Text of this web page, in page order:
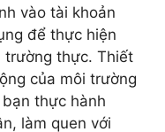
vào tài khoản
để thực hiện
trường thực. Thiết
của môi trường
thực hành
làm quen với